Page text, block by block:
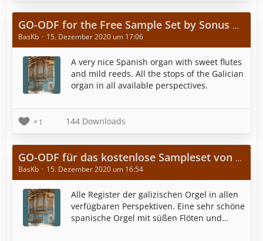
GO-ODF for the Free Sample Set by Sonus Paradisi of the Galician organ from the Chatelet collection
BasKb 15. Dezember 2020 um 17:06
A very nice Spanish organ with sweet flutes
and mild reeds. All the stops of the Galician
organ in all available perspectives.
1 144 Downloads
GO-ODF für das kostenlose Sampleset von Sonus Paradisi der Galizischen Orgel aus der Chatelet-Sammlung
BasKb 15. Dezember 2020 um 16:54
Alle Register der galizischen Orgel in allen
verfügbaren Perspektiven. Eine sehr schöne
spanische Orgel mit süßen Flöten und